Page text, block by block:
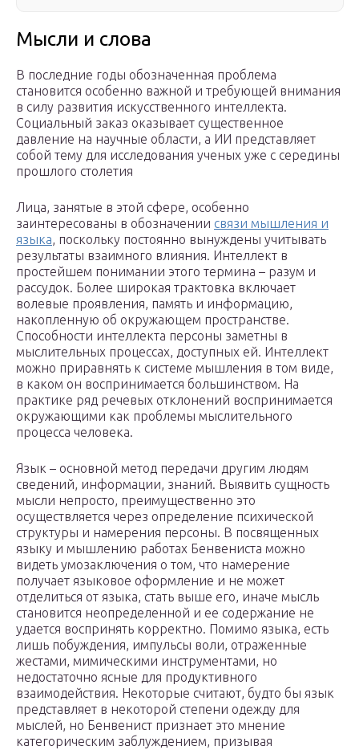
Мысли и слова
В последние годы обозначенная проблема
становится особенно важной и требующей внимания
в силу развития искусственного интеллекта.
Социальный заказ оказывает существенное
давление на научные области, а ИИ представляет
собой тему для исследования ученых уже с середины
прошлого столетия
Лица, занятые в этой сфере, особенно
заинтересованы в обозначении связи мышления и
языка, поскольку постоянно вынуждены учитывать
результаты взаимного влияния. Интеллект в
простейшем понимании этого термина – разум и
рассудок. Более широкая трактовка включает
волевые проявления, память и информацию,
накопленную об окружающем пространстве.
Способности интеллекта персоны заметны в
мыслительных процессах, доступных ей. Интеллект
можно приравнять к системе мышления в том виде,
в каком он воспринимается большинством. На
практике ряд речевых отклонений воспринимается
окружающими как проблемы мыслительного
процесса человека.
Язык – основной метод передачи другим людям
сведений, информации, знаний. Выявить сущность
мысли непросто, преимущественно это
осуществляется через определение психической
структуры и намерения персоны. В посвященных
языку и мышлению работах Бенвениста можно
видеть умозаключения о том, что намерение
получает языковое оформление и не может
отделиться от языка, стать выше его, иначе мысль
становится неопределенной и ее содержание не
удается воспринять корректно. Помимо языка, есть
лишь побуждения, импульсы воли, отраженные
жестами, мимическими инструментами, но
недостаточно ясные для продуктивного
взаимодействия. Некоторые считают, будто бы язык
представляет в некоторой степени одежду для
мыслей, но Бенвенист признает это мнение
категорическим заблуждением, призывая